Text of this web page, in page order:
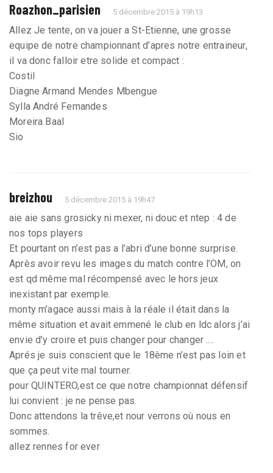
Roazhon_parisien 5 décembre 2015 à 19h13
Allez Je tente, on va jouer a St-Etienne, une grosse
equipe de notre championnant d’apres notre entraineur,
il va donc falloir etre solide et compact :
Costil
Diagne Armand Mendes Mbengue
Sylla André Fernandes
Moreira Baal
Sio
breizhou 5 décembre 2015 à 19h47
aie aie sans grosicky ni mexer, ni douc et ntep : 4 de
nos tops players
Et pourtant on n’est pas a l’abri d’une bonne surprise.
Après avoir revu les images du match contre l’OM, on
est qd même mal récompensé avec le hors jeux
inexistant par exemple.
monty m’agace aussi mais à la réale il était dans la
même situation et avait emmené le club en ldc alors j’ai
envie d’y croire et puis changer pour changer ....
Aprés je suis conscient que le 18ème n’est pas loin et
que ça peut vite mal tourner.
pour QUINTERO,est ce que notre championnat défensif
lui convient : je ne pense pas.
Donc attendons la trêve,et nour verrons où nous en
sommes.
allez rennes for ever